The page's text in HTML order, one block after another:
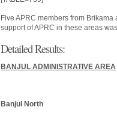
Five APRC members from
support of APRC in these areas
Detailed Results:
BANJUL ADMINISTRATIVE AREA
Banjul North